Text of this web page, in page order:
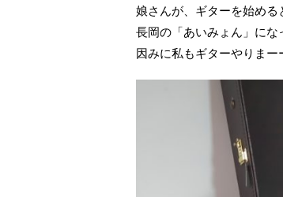
娘さんが、ギターを始め
長岡の「あいみょん」に
因みに私もギターやりまー